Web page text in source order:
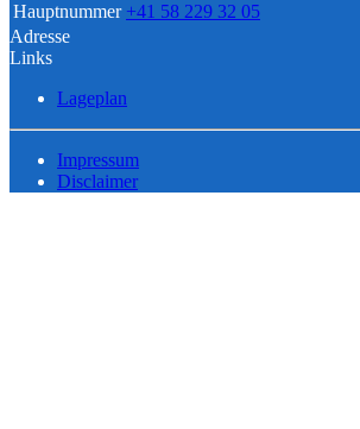
Hauptnummer +41 58 229 32 05
Adresse
Links
Lageplan
Impressum
Disclaimer